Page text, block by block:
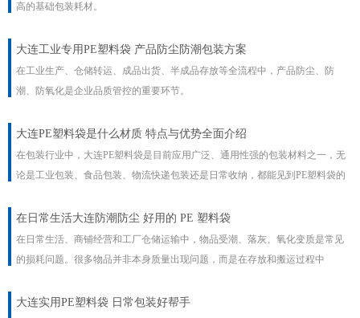
高的基础包装耗材。
大连工业专用PE塑料袋 产品防尘防潮包装方案
在工业生产、仓储转运、成品出货、半成品存放等全流程中，产品防尘、防
潮、防氧化是企业品质管控的重要环节。
大连PE塑料袋是什么材质 特点与优势全面介绍
在包装行业中，大连PE塑料袋是目前应用广泛、通用性强的包装材料之一，无
论是工业包装、食品包装、物流快递包装还是日常收纳，都能见到PE塑料袋的
​在日常生活大连防潮防尘 好用的 PE 塑料袋
在日常生活、商铺经营和工厂仓储运输中，物品受潮、落灰、氧化变质是常见
的损耗问题。很多物品并非本身质量出现问题，而是在存放和搬运过程中
大连实用PE塑料袋 日常包装好帮手